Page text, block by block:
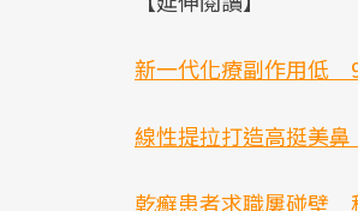
新一代化療副作用低
線性提拉打造高挺美
乾癬患者求職屢碰壁